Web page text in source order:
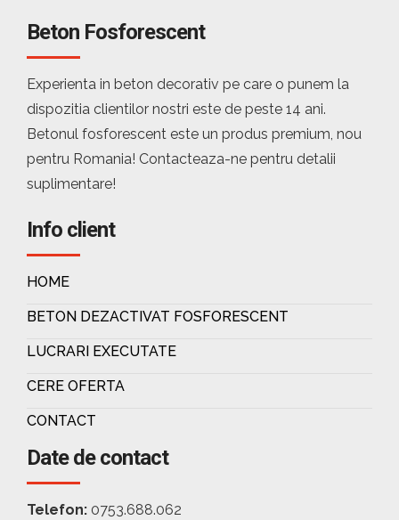
Beton Fosforescent
Experienta in beton decorativ pe care o punem la
dispozitia clientilor nostri este de peste 14 ani.
Betonul fosforescent este un produs premium, nou
pentru Romania! Contacteaza-ne pentru detalii
suplimentare!
Info client
HOME
BETON DEZACTIVAT FOSFORESCENT
LUCRARI EXECUTATE
CERE OFERTA
CONTACT
Date de contact
Telefon: 0753.688.062